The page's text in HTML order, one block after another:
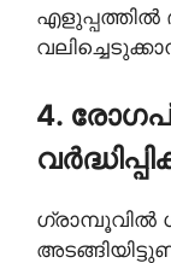
എളുപ്പത്തിൽ
4.
ഗ്രാമ്പൂവിൽ